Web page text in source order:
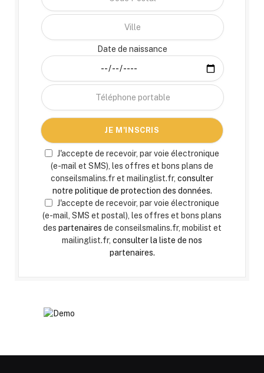
Date de naissance
J'accepte de recevoir, par voie électronique
(e-mail et SMS), les offres et bons plans de
conseilsmalins.fr et mailinglist.fr, consulter
notre politique de protection des données.
J'accepte de recevoir, par voie électronique
(e-mail, SMS et postal), les offres et bons plans
des partenaires de conseilsmalins.fr, mobilist et
mailinglist.fr, consulter la liste de nos
partenaires.